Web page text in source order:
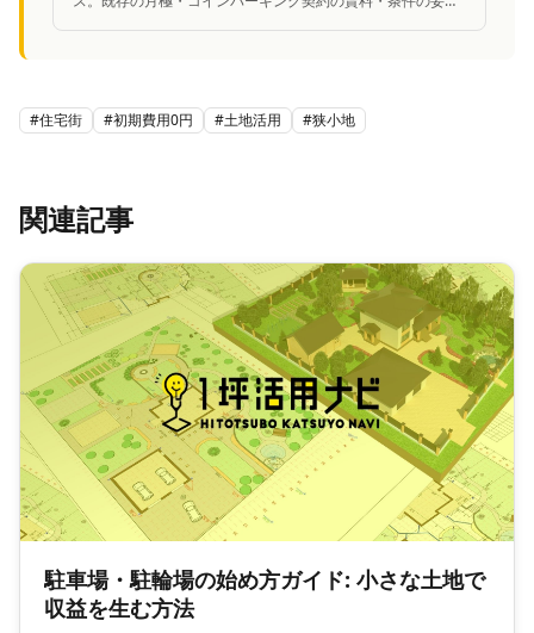
#住宅街 #初期費用0円 #土地活用 #狭小地
関連記事
駐車場・駐輪場の始め方ガイド: 小さな土地で
収益を生む方法